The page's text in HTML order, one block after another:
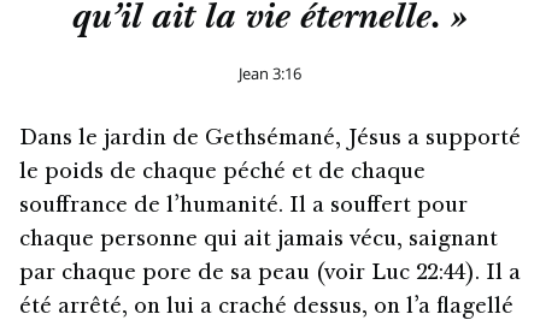
qu’il ait la vie éternelle. »
Jean 3:16
Dans le jardin de Gethsémané, Jésus a supporté
le poids de chaque péché et de chaque
souffrance de l’humanité. Il a souffert pour
chaque personne qui ait jamais vécu, saignant
par chaque pore de sa peau (voir Luc 22:44). Il a
été arrêté, on lui a craché dessus, on l’a flagellé